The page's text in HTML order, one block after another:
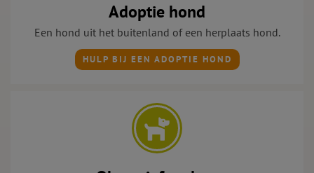
Adoptie hond
Een hond uit het buitenland of een herplaats hond.
HULP BIJ EEN ADOPTIE HOND